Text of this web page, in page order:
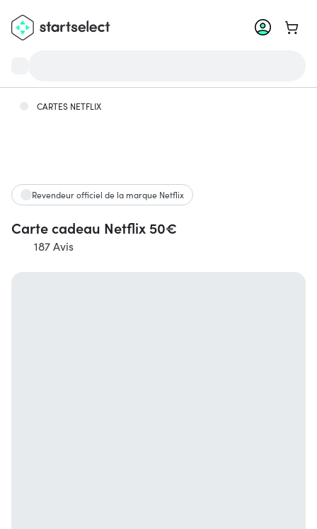
Aller
CARTES NETFLIX
Revendeur officiel de la marque Netflix
Carte cadeau Netflix 50€
187 Avis